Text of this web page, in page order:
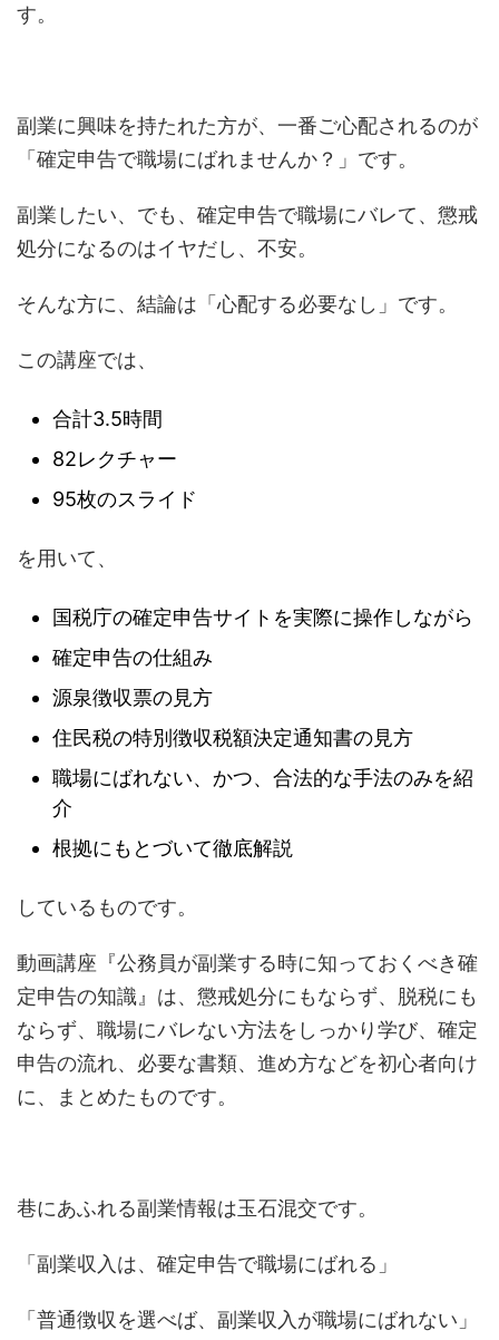
す。
副業に興味を持たれた方が、一番ご心配されるのが
「確定申告で職場にばれませんか？」です。
副業したい、でも、確定申告で職場にバレて、懲戒
処分になるのはイヤだし、不安。
そんな方に、結論は「心配する必要なし」です。
この講座では、
合計3.5時間
82レクチャー
95枚のスライド
を用いて、
国税庁の確定申告サイトを実際に操作しながら
確定申告の仕組み
源泉徴収票の見方
住民税の特別徴収税額決定通知書の見方
職場にばれない、かつ、合法的な手法のみを紹
介
根拠にもとづいて徹底解説
しているものです。
動画講座『公務員が副業する時に知っておくべき確
定申告の知識』は、懲戒処分にもならず、脱税にも
ならず、職場にバレない方法をしっかり学び、確定
申告の流れ、必要な書類、進め方などを初心者向け
に、まとめたものです。
巷にあふれる副業情報は玉石混交です。
「副業収入は、確定申告で職場にばれる」
「普通徴収を選べば、副業収入が職場にばれない」